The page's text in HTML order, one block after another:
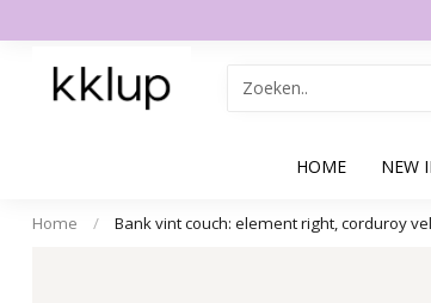
HOME NEW
Home / Bank vint couch: element right, corduroy